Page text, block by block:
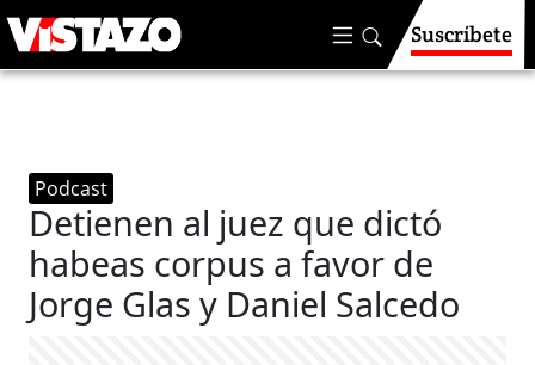
Suscríbete
Podcast
Detienen al juez que dictó
habeas corpus a favor de
Jorge Glas y Daniel Salcedo